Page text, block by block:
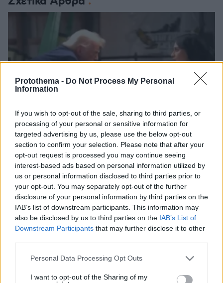
Protothema - Do Not Process My Personal
Information
If you wish to opt-out of the sale, sharing to third parties, or
processing of your personal or sensitive information for
targeted advertising by us, please use the below opt-out
section to confirm your selection. Please note that after your
opt-out request is processed you may continue seeing
interest-based ads based on personal information utilized by
us or personal information disclosed to third parties prior to
your opt-out. You may separately opt-out of the further
disclosure of your personal information by third parties on the
IAB’s list of downstream participants. This information may
also be disclosed by us to third parties on the IAB’s List of
Downstream Participants that may further disclose it to other
Please note that this website/app uses one or more Google
not limited to your visit or usage behaviour. You may click to
Personal Data Processing Opt Outs
I want to opt-out of the Sharing of my
07.06.2026, 21:44